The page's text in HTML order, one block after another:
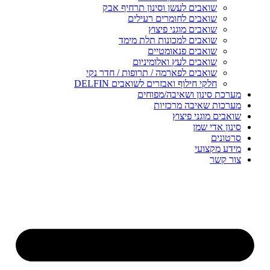
שואבים לעשן וסינון תרחיף אבק
שואבים לחומרים רעילים
שואבים מוגני פיצוץ
שואבים למכונות תלת מימד
שואבים פנאומטיים
שואבים לעץ ואלומיניום
שואבים לפארמה / תרופות / חדר נקי
חלקי חילוף ואבזרים לשואבים DELFIN
מערכת סינון ושאיבה/מפוחים
מערכות שאיבה מרכזיות
שואבים מוגני פיצוץ
סינון אדי שמן
סרטונים
מידע מקצועי
צור קשר